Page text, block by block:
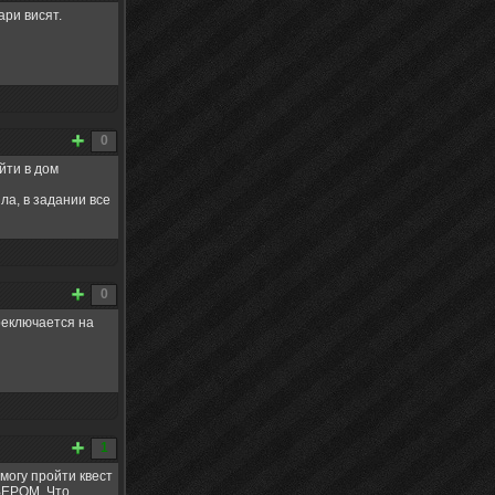
висят.
0
в дом
в задании все
0
на
1
пройти квест
Что